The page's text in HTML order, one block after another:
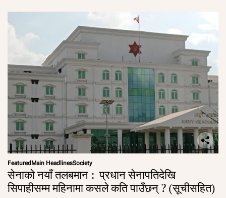
Featured Main HeadlinesSociety
सेनाको नयाँ तलबमान : प्रधान सेनापतिदेखि
सिपाहीसम्म महिनामा कसले कति पाउँछन् ? (सूचीसहित)